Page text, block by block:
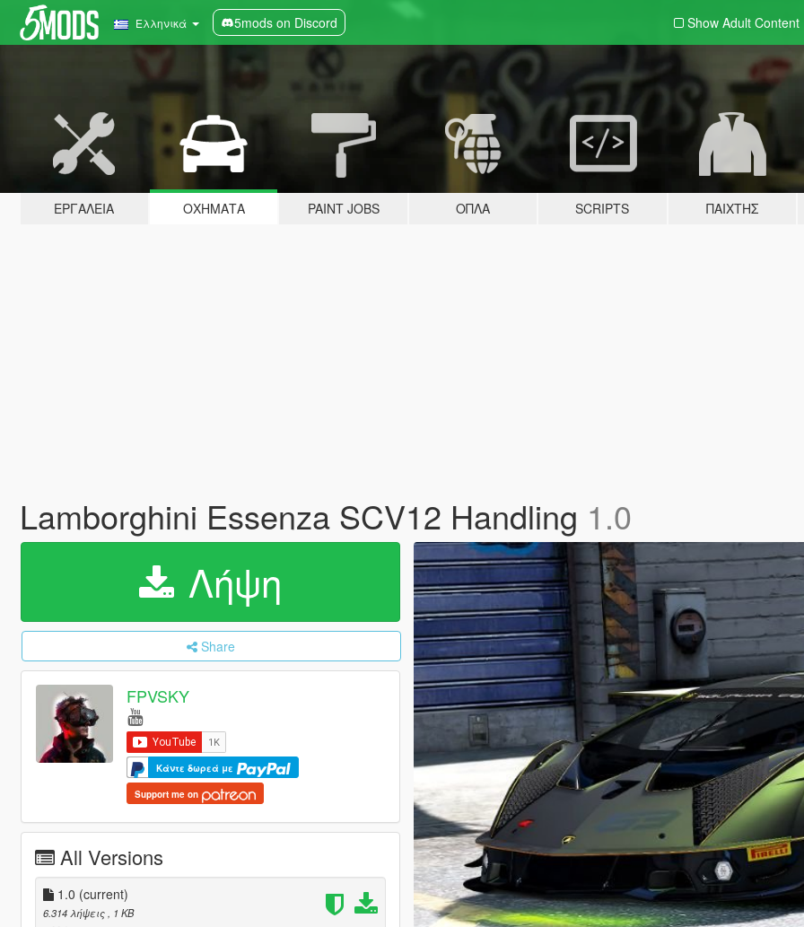
Ελληνικά 5mods on Discord Show Adult Content
ΕΡΓΑΛΕΊΑ ΟΧΉΜΑΤΑ PAINT JOBS ΌΠΛΑ SCRIPTS ΠΑΊΧΤΗΣ
Lamborghini Essenza SCV12 Handling 1.0
Λήψη
Share
FPVSKY
Κάντε δωρεά με
Support me on
All Versions
1.0 (current)
6.314 λήψεις, 1 KB